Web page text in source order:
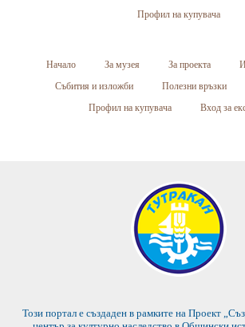
Профил на купувача
Начало За музея За проекта
Събития и изложби
Полезни връзки
Профил на купувача
Вход за
Този портал е създаден в рамките на Проект